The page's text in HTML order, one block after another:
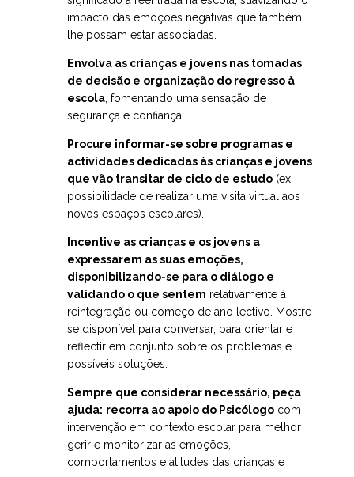
impacto das emoções negativas que também
lhe possam estar associadas.
Envolva as crianças e jovens nas tomadas
de decisão e organização do regresso à
escola , fomentando uma sensação de
segurança e confiança.
Procure informar-se sobre programas e
actividades dedicadas às crianças e jovens
que vão transitar de ciclo de estudo (ex.
possibilidade de realizar uma visita virtual aos
novos espaços escolares).
Incentive as crianças e os jovens a
expressarem as suas emoções,
disponibilizando-se para o diálogo e
validando o que sentem relativamente à
reintegração ou começo de ano lectivo. Mostre-
se disponível para conversar, para orientar e
reflectir em conjunto sobre os problemas e
possíveis soluções.
Sempre que considerar necessário, peça
ajuda: recorra ao apoio do Psicólogo com
intervenção em contexto escolar para melhor
gerir e monitorizar as emoções,
comportamentos e atitudes das crianças e